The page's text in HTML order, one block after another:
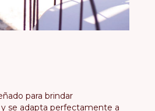
para brindar
se adapta perfectamente a